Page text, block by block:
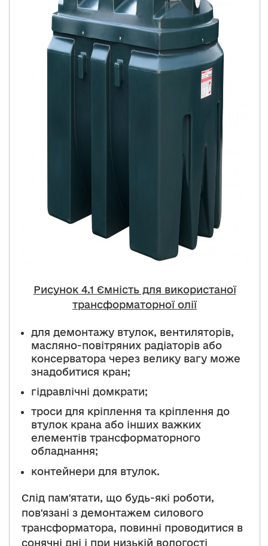
Рисунок 4.1 Ємність для використаної
трансформаторної олії
для демонтажу втулок, вентиляторів,
масляно-повітряних радіаторів або
консерватора через велику вагу може
знадобитися кран;
гідравлічні домкрати;
троси для кріплення та кріплення до
втулок крана або інших важких
елементів трансформаторного
обладнання;
контейнери для втулок.
Слід пам'ятати, що будь-які роботи,
пов'язані з демонтажем силового
трансформатора, повинні проводитися в
сонячні дні і при низькій вологості